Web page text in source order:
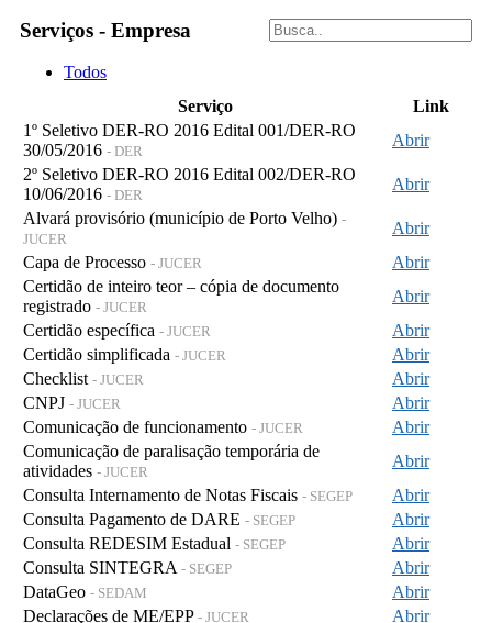
Serviços - Empresa
Todos
Serviço
Link
1º Seletivo DER-RO 2016 Edital 001/DER-RO
30/05/2016 - DER
Abrir
2º Seletivo DER-RO 2016 Edital 002/DER-RO
10/06/2016 - DER
Abrir
Alvará provisório (município de Porto Velho) -
JUCER
Abrir
Capa de Processo - JUCER
Abrir
Certidão de inteiro teor – cópia de documento
registrado - JUCER
Abrir
Certidão específica - JUCER
Abrir
Certidão simplificada - JUCER
Abrir
Checklist - JUCER
Abrir
CNPJ - JUCER
Abrir
Comunicação de funcionamento - JUCER
Abrir
Comunicação de paralisação temporária de
atividades - JUCER
Abrir
Consulta Internamento de Notas Fiscais - SEGEP
Abrir
Consulta Pagamento de DARE - SEGEP
Abrir
Consulta REDESIM Estadual - SEGEP
Abrir
Consulta SINTEGRA - SEGEP
Abrir
DataGeo - SEDAM
Abrir
Declarações de ME/EPP - JUCER Abrir